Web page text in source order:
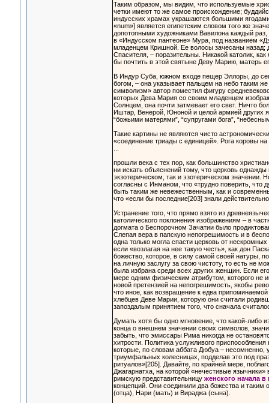
Таким образом, мы видим, что используемые
четки имеют то же самое происхождение;
индусских храмах украшаются большими
«num»] является египетским словом того же
допотопными художниками Вавилона каждый раз,
в «Индусском пантеоне» Мура, под названием
младенцем Кришной. Ее волосы зачесаны назад;
Спасителя, – поразительны. Никакой католик,
бы почтить в этой святыне Деву Марию, матерь
В Индур Суба, южном входе пещер Эллоры, до
богом, – она указывает пальцем на небо таким
символизм» автор поместил фигуру
которых Дева Мария со своим младенцем
Солнцем, она почти затмевает его свет. Ничто
Иштар, Венерой, Юноной и целой армией других
“божьими матерями”, “супругами бога”,
Такие картины не являются чисто
«соединение триады с единицей». Рога коровы
прошли века с тех пор, как большинство
ни искать объяснений тому, что церковь
экзотерическом, так и эзотерическом
согласны с Инманом, что «трудно поверить, что
быть таким же невежественным, как и
что «если бы последние[203] знали
Устранение того, что прямо взято из
католического поклонения изображениям – в
догмата о Беспорочном Зачатии было
Слепая вера в папскую непогрешимость и в
одна только могла спасти церковь от
если «возлагая на нее такую честь», как дон
божество, которое, в силу самой своей натуры,
на личную заслугу за свою чистоту, то есть не
была избрана среди всех других женщин. Если
мере одним физическим атрибутом, которого не
новой претензией на непогрешимость, якобы
что иное, как возвращение к едва
хлебцев Деве Марии, которую они считали
запоздалым принятием того, что сначала
Думать хотя бы одно мгновение, что какой-либо
конца о внешнем значении своих символов,
забыть, что эмиссары Рима никогда не
хитрости. Политика услужливого
которые, по словам аббата Дюбуа – несомненно,
триумфальных колесницах, подделав это под
ритуалов»[205]. Давайте, по крайней мере,
Джагарнатха, на которой «нечестивые язычники»
римскую представительницу женского начала в
концепций. Они соединили два божества и таким
(отца), Нари (мать) и Вираджа (сына).